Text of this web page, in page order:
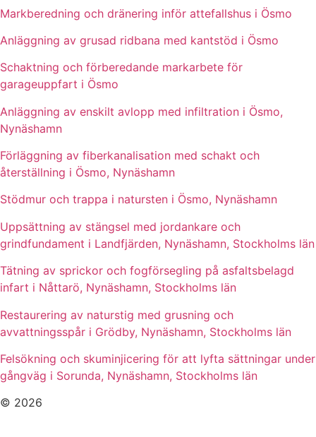
Markberedning och dränering inför attefallshus i Ösmo
Anläggning av grusad ridbana med kantstöd i Ösmo
Schaktning och förberedande markarbete för
garageuppfart i Ösmo
Anläggning av enskilt avlopp med infiltration i Ösmo,
Nynäshamn
Förläggning av fiberkanalisation med schakt och
återställning i Ösmo, Nynäshamn
Stödmur och trappa i natursten i Ösmo, Nynäshamn
Uppsättning av stängsel med jordankare och
grindfundament i Landfjärden, Nynäshamn, Stockholms län
Tätning av sprickor och fogförsegling på asfaltsbelagd
infart i Nåttarö, Nynäshamn, Stockholms län
Restaurering av naturstig med grusning och
avvattningsspår i Grödby, Nynäshamn, Stockholms län
Felsökning och skuminjicering för att lyfta sättningar under
gångväg i Sorunda, Nynäshamn, Stockholms län
© 2026